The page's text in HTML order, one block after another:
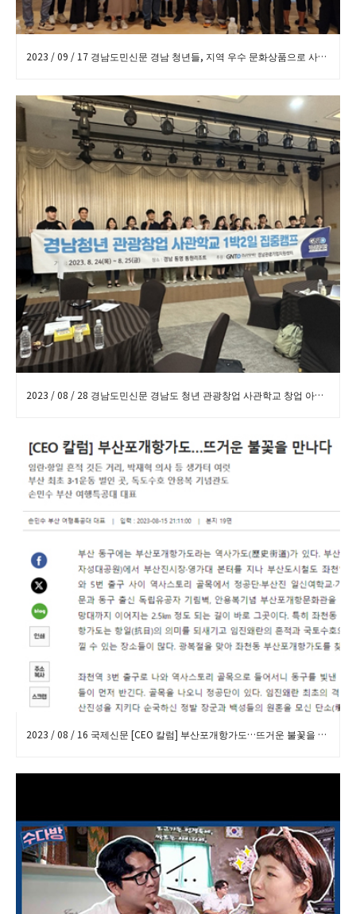
2023 / 09 / 17 경남도민신문 경남 청년들, 지역 우수 문화상품으로 사업화 박차
2023 / 08 / 28 경남도민신문 경남도 청년 관광창업 사관학교 창업 아이디어 발굴
2023 / 08 / 16 국제신문 [CEO 칼럼] 부산포개항가도…뜨거운 불꽃을 만나다